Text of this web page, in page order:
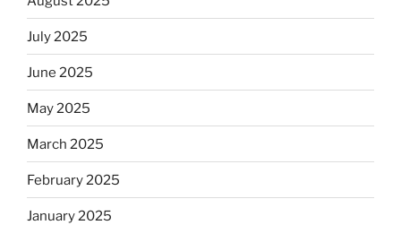
July 2025
June 2025
May 2025
March 2025
February 2025
January 2025